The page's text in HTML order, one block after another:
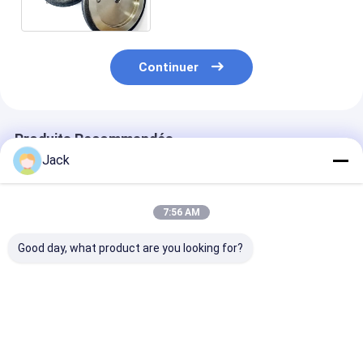
Continuer
Produits Recommandés
Jack
7:56 AM
Good day, what product are you looking for?